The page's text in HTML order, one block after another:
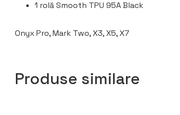
1 rolă Smooth TPU 95A Black
Onyx Pro, Mark Two, X3, X5, X7
Produse similare